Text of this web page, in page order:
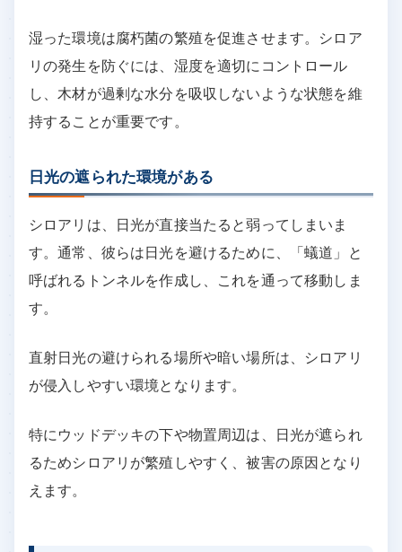
湿った環境は腐朽菌の繁殖を促進させます。シロア
リの発生を防ぐには、湿度を適切にコントロール
し、木材が過剰な水分を吸収しないような状態を維
持することが重要です。
日光の遮られた環境がある
シロアリは、日光が直接当たると弱ってしまいま
す。通常、彼らは日光を避けるために、「蟻道」と
呼ばれるトンネルを作成し、これを通って移動しま
す。
直射日光の避けられる場所や暗い場所は、シロアリ
が侵入しやすい環境となります。
特にウッドデッキの下や物置周辺は、日光が遮られ
るためシロアリが繁殖しやすく、被害の原因となり
えます。